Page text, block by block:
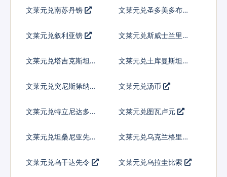
文莱元兑南苏丹镑 文莱元兑圣多美多布拉
文莱元兑叙利亚镑
文莱元兑斯威士兰里兰
文莱元兑塔吉克斯坦索
文莱元兑土库曼斯坦马
文莱元兑突尼斯第纳尔 文莱元兑汤币
文莱元兑特立尼达多巴
文莱元兑图瓦卢元
文莱元兑坦桑尼亚先令
文莱元兑乌克兰格里夫
文莱元兑乌干达先令 文莱元兑乌拉圭比索